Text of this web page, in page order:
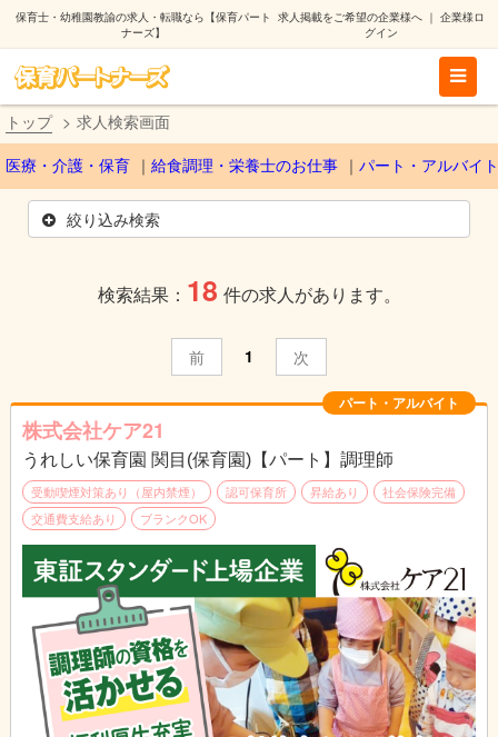
保育士・幼稚園教諭の求人・転職なら【保育パート
ナーズ】
求人掲載をご希望の企業様へ｜ 企業様ロ
グイン
トップ 求人検索画面
医療・介護・保育 給食調理・栄養士のお仕事 パート・アルバイト
絞り込み検索
検索結果： 18 件の求人があります。
前 1 次
パート・アルバイト
株式会社ケア21
うれしい保育園 関目(保育園)【パート】調理師
受動喫煙対策あり（屋内禁煙） 認可保育所 昇給あり
社会保険完備
交通費支給あり
ブランクOK